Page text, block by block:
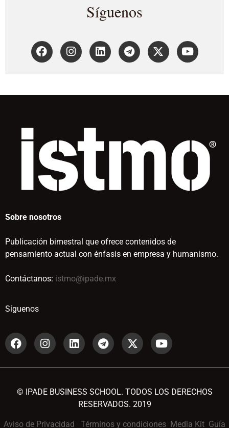
Síguenos
Sobre nosotros
Publicación bimestral que ofrece contenidos de
pensamiento actual con énfasis en empresa y humanismo.
Contáctanos: istmo@ipade.mx
Síguenos
© IPADE BUSINESS SCHOOL. TODOS LOS DERECHOS
RESERVADOS. 2019
Aviso de Privacidad Términos y condiciones Media Kit Guía